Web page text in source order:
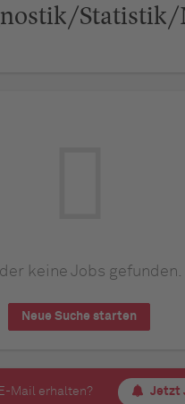
keine Jobs gefunden.
Neue Suche starten
Mail erhalten? Jetzt